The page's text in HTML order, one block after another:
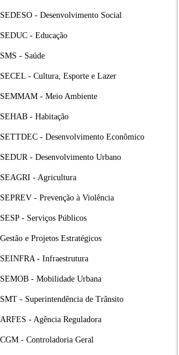
SEDESO - Desenvolvimento Social
SEDUC - Educação
SMS - Saúde
SECEL - Cultura, Esporte e Lazer
SEMMAM - Meio Ambiente
SEHAB - Habitação
SETTDEC - Desenvolvimento Econômico
SEDUR - Desenvolvimento Urbano
SEAGRI - Agricultura
SEPREV - Prevenção à Violência
SESP - Serviços Públicos
Gestão e Projetos Estratégicos
SEINFRA - Infraestrutura
SEMOB - Mobilidade Urbana
SMT - Superintendência de Trânsito
ARFES - Agência Reguladora
CGM - Controladoria Geral